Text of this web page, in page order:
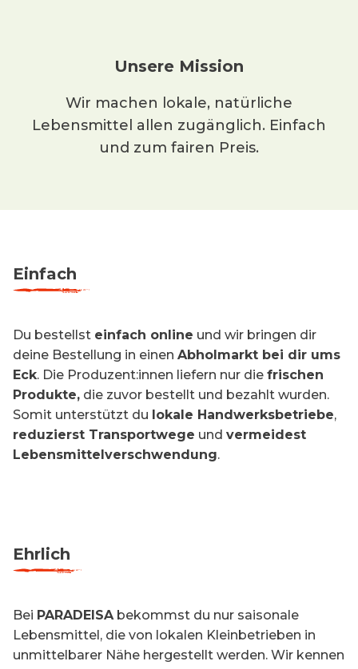
Unsere Mission
Wir machen lokale, natürliche
Lebensmittel allen zugänglich. Einfach
und zum fairen Preis.
Einfach
Du bestellst einfach online und wir bringen dir
deine Bestellung in einen Abholmarkt bei dir ums
Eck. Die Produzent:innen liefern nur die frischen
Produkte, die zuvor bestellt und bezahlt wurden.
Somit unterstützt du lokale Handwerksbetriebe,
reduzierst Transportwege und vermeidest
Lebensmittelverschwendung.
Ehrlich
Bei PARADEISAbekommst du nur saisonale
Lebensmittel, die von lokalen Kleinbetrieben in
unmittelbarer Nähe hergestellt werden. Wir kennen